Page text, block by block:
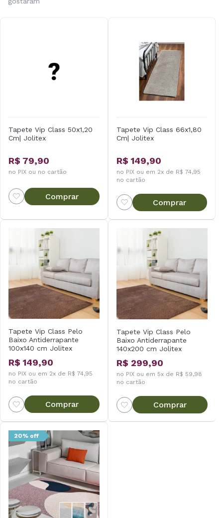
Tapete Vip Class 50x1,20
Cm| Jolitex
R$ 79,90
no PIX ou no cartão
Comprar
Tapete Vip Class 66x1,80
Cm| Jolitex
R$ 149,90
no PIX ou em 2x de R$ 74,95
no cartão
Comprar
Tapete Vip Class Pelo
Baixo Antiderrapante
100x140 cm Jolitex
R$ 149,90
no PIX ou em 2x de R$ 74,95
no cartão
Comprar
Tapete Vip Class Pelo
Baixo Antiderrapante
140x200 cm Jolitex
R$ 299,90
no PIX ou em 5x de R$ 59,98
no cartão
Comprar
20% off